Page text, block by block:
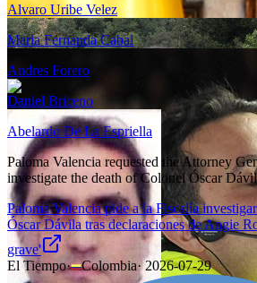
Alvaro Uribe Velez
Maria Fernanda Cabal
Andres Forero
Daniel Briceno
Abelardo De La Espriella
Paloma Valencia requested the Attorney
investigate the death of Colonel Óscar
Paloma Valencia pide a la Fiscalía
Óscar Dávila tras declaraciones de Angie
grave'
El Tiempo· Colombia·2026-07-29